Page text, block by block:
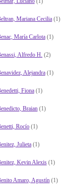
Mariana Cecilia(1)
María Carlota(1)
Alfredo H. (2)
Alejandra(1)
Fiona(1)
Braian(1)
Rocío(1)
Julieta(1)
Kevin Alexis(1)
Amaro, Agustín(1)